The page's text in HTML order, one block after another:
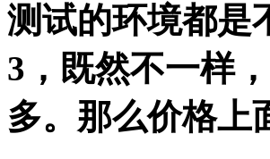
测试的环境都是
3，既然不一样
多。那么价格上